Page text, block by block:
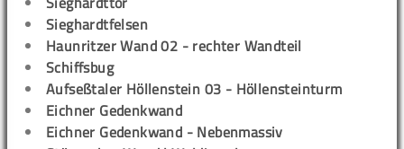
Sieghardtfelsen
Haunritzer Wand 02 - rechter Wandteil
Schiffsbug
Aufseßtaler Höllenstein 03 - Höllensteinturm
Eichner Gedenkwand
Eichner Gedenkwand - Nebenmassiv